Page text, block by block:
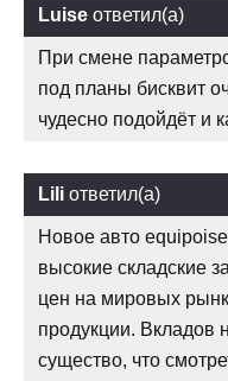
Luise ответил(а)
При смене
под планы бисквит
чудесно подойдёт и
Lili ответил(а)
Новое авто
высокие складские
цен на мировых
продукции. Вкладов
существо, что